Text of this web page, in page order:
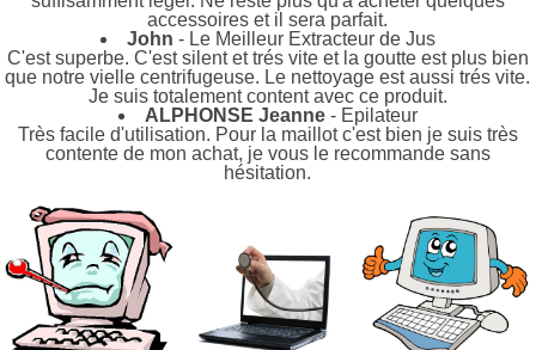
accessoires et il sera parfait.
John - Le Meilleur Extracteur de Jus
C'est superbe. C'est silent et trés vite et la goutte est plus bien
que notre vielle centrifugeuse. Le nettoyage est aussi trés vite.
Je suis totalement content avec ce produit.
ALPHONSE Jeanne- Epilateur
Très facile d'utilisation. Pour la maillot c'est bien je suis très
contente de mon achat, je vous le recommande sans
hésitation.